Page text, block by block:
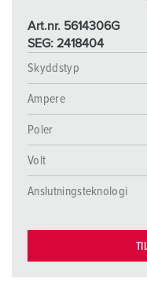
Art.nr. 5614306G
SEG: 2418404
Skyddstyp
Ampere
Poler
Volt
Anslutningsteknologi